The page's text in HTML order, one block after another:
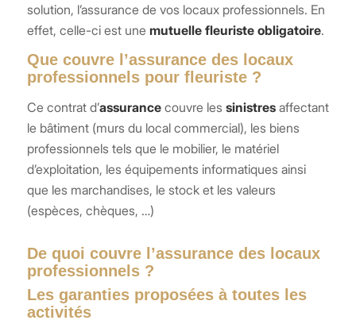
solution, l’assurance de vos locaux professionnels. En
effet, celle-ci est une mutuelle fleuriste obligatoire.
Que couvre l’assurance des locaux
professionnels pour fleuriste ?
Ce contrat d’assurancecouvre les sinistresaffectant
le bâtiment (murs du local commercial), les biens
professionnels tels que le mobilier, le matériel
d’exploitation, les équipements informatiques ainsi
que les marchandises, le stock et les valeurs
(espèces, chèques, …)
De quoi couvre l’assurance des locaux
professionnels ?
Les garanties proposées à toutes les
activités